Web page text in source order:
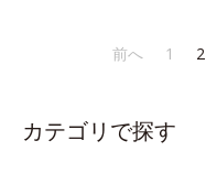
前へ 1 2
カテゴリで探す